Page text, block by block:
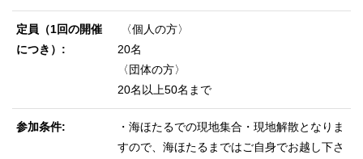
定員（1回の開催
につき）
〈個人の方〉
20名
〈団体の方〉
20名以上50名まで
参加条件
・海ほたるでの現地集合・現地解散となりま
すので、海ほたるまではご自身でお越し下さ